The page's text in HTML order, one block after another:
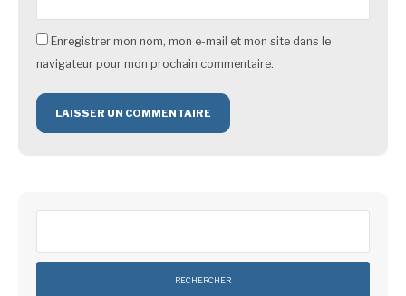
Enregistrer mon nom, mon e-mail et mon site dans le
navigateur pour mon prochain commentaire.